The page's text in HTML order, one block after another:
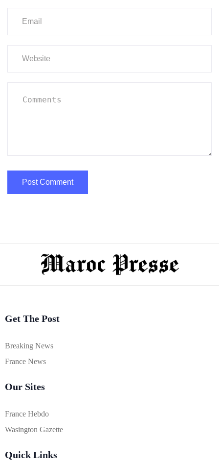
Get The Post
Breaking News
France News
Our Sites
France Hebdo
Wasington Gazette
Quick Links